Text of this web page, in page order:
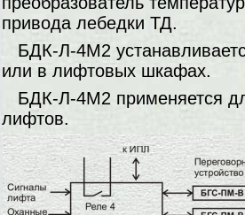
привода лебедки ТД.
БДК-Л-4М2
или в лифтовых шкафах.
БДК-Л-4М2 применяется
лифтов.